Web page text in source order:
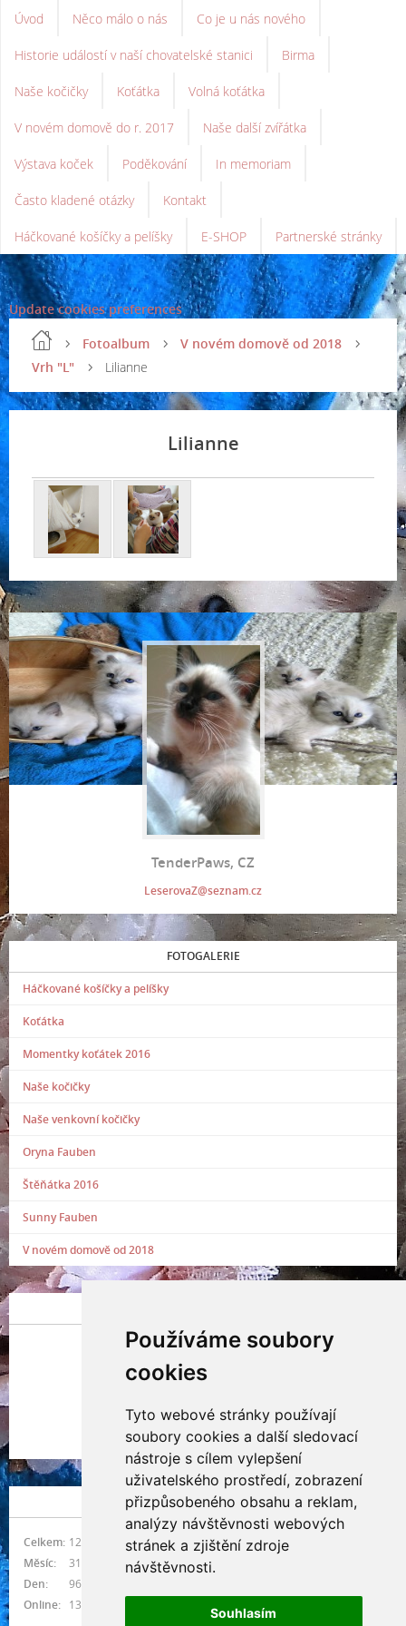
Používáme soubory
cookies
Tyto webové stránky používají
soubory cookies a další sledovací
nástroje s cílem vylepšení
uživatelského prostředí, zobrazení
přizpůsobeného obsahu a reklam,
analýzy návštěvnosti webových
stránek a zjištění zdroje
návštěvnosti.
Souhlasím
Úvod Něco málo o nás Co je u nás nového
Historie událostí v naší chovatelské stanici Birma
Naše kočičky Koťátka Volná koťátka
V novém domově do r. 2017 Naše další zvířátka
Výstava koček Poděkování In memoriam
Často kladené otázky Kontakt
Háčkované košíčky a pelíšky E-SHOP Partnerské stránky
Update cookies preferences
Fotoalbum
V novém domově od 2018
Vrh "L"
Lilianne
Lilianne
TenderPaws, CZ
LeserovaZ@seznam.cz
FOTOGALERIE
Háčkované košíčky a pelíšky
Koťátka
Momentky koťátek 2016
Naše kočičky
Naše venkovní kočičky
Oryna Fauben
Štěňátka 2016
Sunny Fauben
V novém domově od 2018
Indianna Ryve
Nostra, CZ
NÁVŠTĚVNOST
Online: 13
Celkem: 1215724
Měsíc:
31425
Den:
963